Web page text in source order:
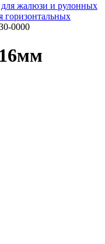
жалюзи и рулонных
горизонтальных
0000